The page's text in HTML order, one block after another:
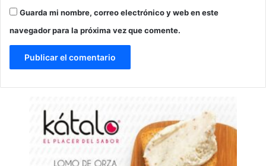
Guarda mi nombre, correo electrónico y web en este
navegador para la próxima vez que comente.